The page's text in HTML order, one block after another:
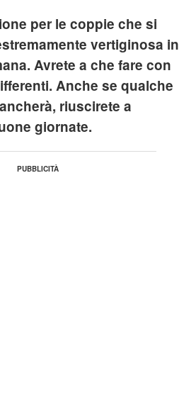
per le coppie che si
vertiginosa in
Avrete a che fare con
Anche se qualche
riuscirete a
giornate.